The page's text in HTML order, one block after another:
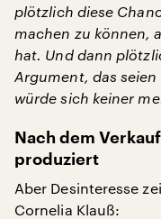
plötzlich diese
machen zu können,
hat. Und dann
Argument, das
würde sich keiner
Nach dem
produziert
Aber Desinteresse
Cornelia Klauß: